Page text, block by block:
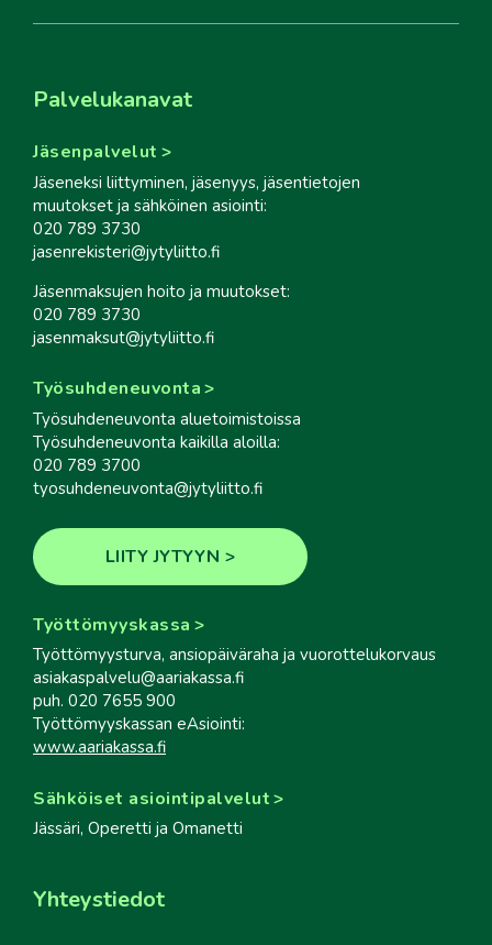
Palvelukanavat
Jäsenpalvelut
Jäseneksi liittyminen, jäsenyys, jäsentietojen
muutokset ja sähköinen asiointi:
020 789 3730
jasenrekisteri@jytyliitto.fi
Jäsenmaksujen hoito ja muutokset:
020 789 3730
jasenmaksut@jytyliitto.fi
Työsuhdeneuvonta
Työsuhdeneuvonta aluetoimistoissa
Työsuhdeneuvonta kaikilla aloilla:
020 789 3700
tyosuhdeneuvonta@jytyliitto.fi
LIITY JYTYYN
Työttömyyskassa
Työttömyysturva, ansiopäiväraha ja vuorottelukorvaus
asiakaspalvelu@aariakassa.fi
puh. 020 7655 900
Työttömyyskassan eAsiointi:
www.aariakassa.fi
Sähköiset asiointipalvelut
Jässäri, Operetti ja Omanetti
Yhteystiedot